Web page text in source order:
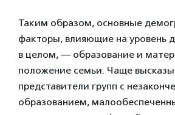
Таким образом, основные
факторы, влияющие на уровень
в целом, — образование и
положение семьи. Чаще
представители групп с
образованием,